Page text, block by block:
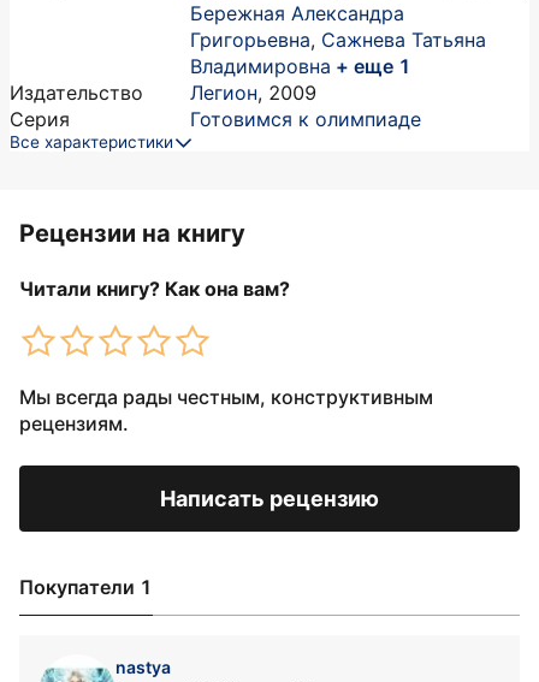
Бережная Александра
Григорьевна, Сажнева Татьяна
Владимировна + еще 1
Издательство
Легион, 2009
Серия
Готовимся к олимпиаде
Все характеристики
Рецензии на книгу
Читали книгу? Как она вам?
Мы всегда рады честным, конструктивным
рецензиям.
Написать рецензию
Покупатели 1
nastya